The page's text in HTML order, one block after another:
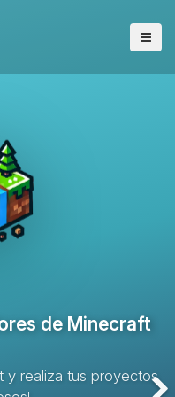
dedicados y